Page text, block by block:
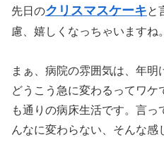
先日のクリスマスケーキと
慮、嬉しくなっちゃいますね。
まぁ、病院の雰囲気は、年
どうこう急に変わるってワ
も通りの病床生活です。言
んなに変わらない、そんな感